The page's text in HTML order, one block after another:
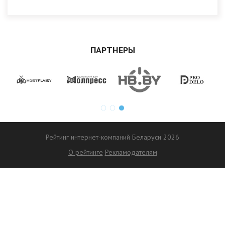
ПАРТНЕРЫ
Рейтинг интернет-компаний Беларуси 2026
О рейтинге Рекламодателям